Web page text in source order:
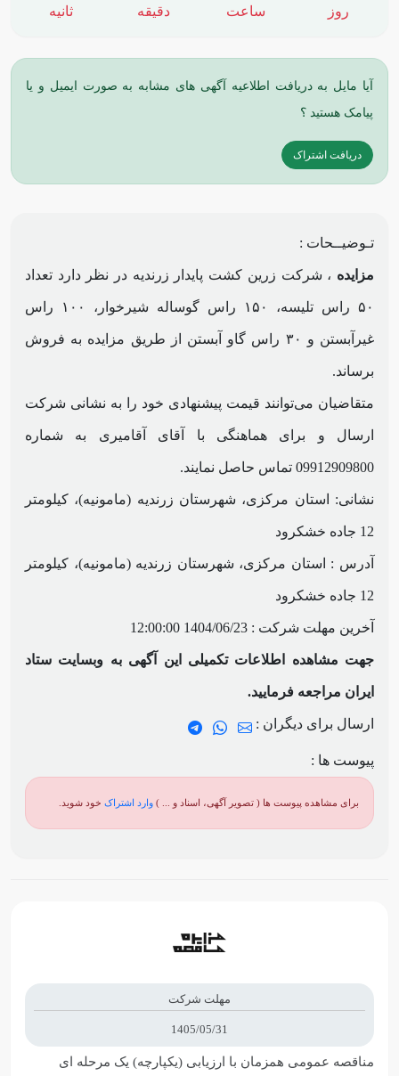
روز ساعت دقیقه ثانیه
آیا مایل به دریافت اطلاعیه آگهی های مشابه به صورت ایمیل و یا
پیامک هستید ؟
دریافت اشتراک
تـوضیــحات :
مزایده ، شرکت زرین کشت پایدار زرندیه در نظر دارد تعداد
۵۰ راس تلیسه، ۱۵۰ راس گوساله شیرخوار، ۱۰۰ راس
غیرآبستن و ۳۰ راس گاو آبستن از طریق مزایده به فروش
برساند.
متقاضیان می‌توانند قیمت پیشنهادی خود را به نشانی شرکت
ارسال و برای هماهنگی با آقای آقامیری به شماره
09912909800 تماس حاصل نمایند.
نشانی: استان مرکزی، شهرستان زرندیه (مامونیه)، کیلومتر
12 جاده خشکرود
آدرس : استان مرکزی، شهرستان زرندیه (مامونیه)، کیلومتر
12 جاده خشکرود
آخرین مهلت شرکت : 1404/06/23 12:00:00
جهت مشاهده اطلاعات تکمیلی این آگهی به وبسایت ستاد
ایران مراجعه فرمایید.
ارسال برای دیگران :
پیوست ها :
برای مشاهده پیوست ها ( تصویر آگهی، اسناد و ... ) وارد اشتراک خود شوید.
مهلت شرکت
1405/05/31
مناقصه عمومی همزمان با ارزیابی (یکپارچه) یک مرحله ای